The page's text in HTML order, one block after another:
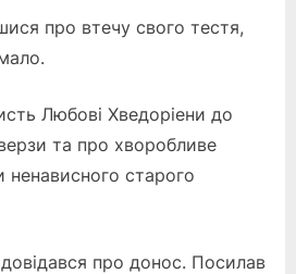
Мазепа,
про втечу свого тестя,
Любові Хведоріени до
та про хворобливе
ненависного старого
про донос. Посилав